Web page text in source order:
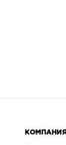
КОМПАНИЯ